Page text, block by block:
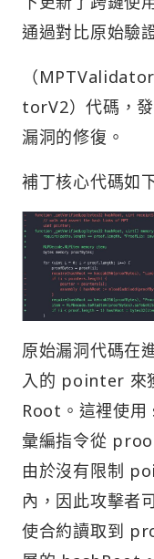
通過對比原始驗
（
torV2）代碼，
漏洞的修復。
補丁核心代碼如
原始漏洞代碼在
入的 pointer 來
Root。這裡使
彙編指令從
由於沒有限制
內，因此攻擊者
使合約讀取到